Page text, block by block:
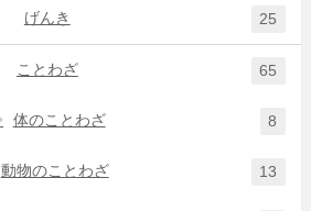
げんき 25
ことわざ 65
体のことわざ 8
動物のことわざ 13